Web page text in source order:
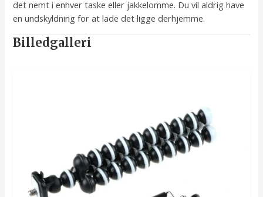
det nemt i enhver taske eller jakkelomme. Du vil aldrig have
en undskyldning for at lade det ligge derhjemme.
Billedgalleri